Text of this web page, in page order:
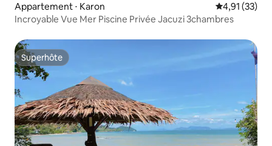
Appartement ⋅ Karon Évaluation
4,91 (33)
Incroyable Vue Mer Piscine Privée Jacuzi 3chambres
Superhôte
Superhôte